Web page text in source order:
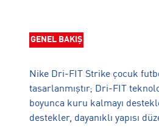
GENEL BAKIŞ
Nike Dri-FIT Strike çocuk
tasarlanmıştır; Dri-FIT
boyunca kuru kalmayı
destekler, dayanıklı yapısı